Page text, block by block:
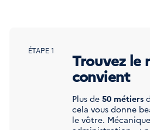
ÉTAPE 1 Trouvez le
convient
Plus de 50 métiers
cela vous donne
le vôtre.